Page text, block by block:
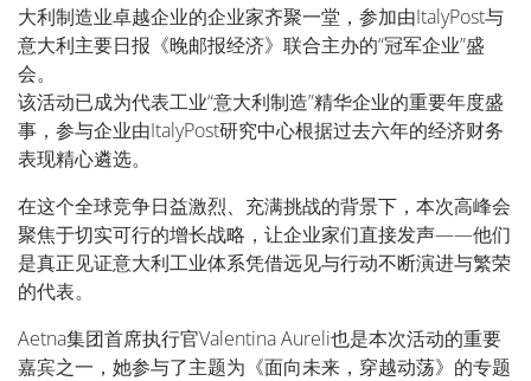
大利制造业卓越企业的企业家齐聚一堂，参加由ItalyPost与
意大利主要日报《晚邮报经济》联合主办的“冠军企业”盛
会。
该活动已成为代表工业“意大利制造”精华企业的重要年度盛
事，参与企业由ItalyPost研究中心根据过去六年的经济财务
表现精心遴选。
在这个全球竞争日益激烈、充满挑战的背景下，本次高峰会
聚焦于切实可行的增长战略，让企业家们直接发声——他们
是真正见证意大利工业体系凭借远见与行动不断演进与繁荣
的代表。
Aetna集团首席执行官Valentina Aureli也是本次活动的重要
嘉宾之一，她参与了主题为《面向未来，穿越动荡》的专题